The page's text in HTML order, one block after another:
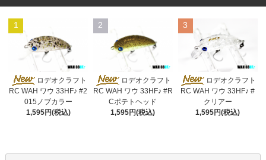
1
ロデオクラフト
RC WAH ワウ 33HF♪ #2
015ノブカラー
1,595円(税込)
2
ロデオクラフト
RC WAH ワウ 33HF♪ #R
Cポテトヘッド
1,595円(税込)
3
ロデオクラフト
RC WAH ワウ 33HF♪ #
クリアー
1,595円(税込)